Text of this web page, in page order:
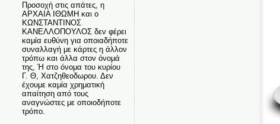
Προσοχή στις απάτες, η
ΑΡΧΑΙΑ ΙΘΩΜΗ και ο
ΚΩΝΣΤΑΝΤΙΝΟΣ
ΚΑΝΕΛΛΟΠΟΥΛΟΣ δεν φέρει
καμία ευθύνη για οποιαδήποτε
συναλλαγή με κάρτες η άλλον
τρόπω και άλλα στον όνομά
της, Ή στο όνομα του κυρίου
Γ. Θ, Χατζηθεοδωρου. Δεν
έχουμε καμία χρηματική
απαίτηση από τους
αναγνώστες με οποιοδήποτε
τρόπο.